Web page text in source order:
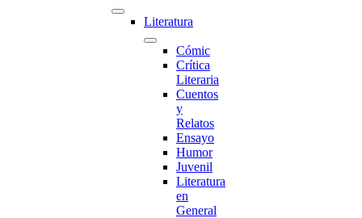
Literatura
Cómic
Crítica
Literaria
Cuentos
y
Relatos
Ensayo
Humor
Juvenil
Literatura
en
General